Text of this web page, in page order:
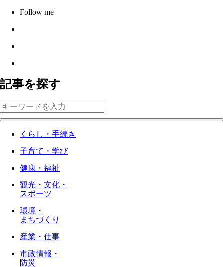
Follow me
記事を探す
くらし・手続き
子育て・学び
健康・福祉
観光・文化・
スポーツ
環境・
まちづくり
産業・仕事
市政情報・
防災